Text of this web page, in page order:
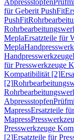
Abpressstopfen
für Geberit PushFit
PushFit
MeplaErsatzteile für
Mepla
Handpresswerkzeuge
für Presswerkzeuge
Kompatibilität [2]
[2]
Abpressstopfen
MapressErsatzteile
Mapress
Presswerkzeuge
[2]Ersatzteile für